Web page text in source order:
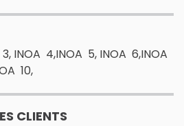
INOA 4,INOA 5, INOA 6,INOA
10,
CLIENTS